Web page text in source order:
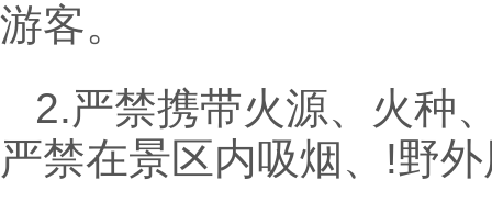
游客。
2.严禁携带火源、火种
严禁在景区内吸烟、!野